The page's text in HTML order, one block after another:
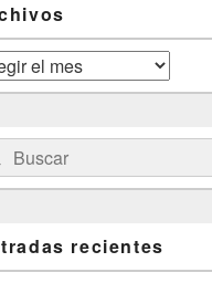
Buscar
recientes